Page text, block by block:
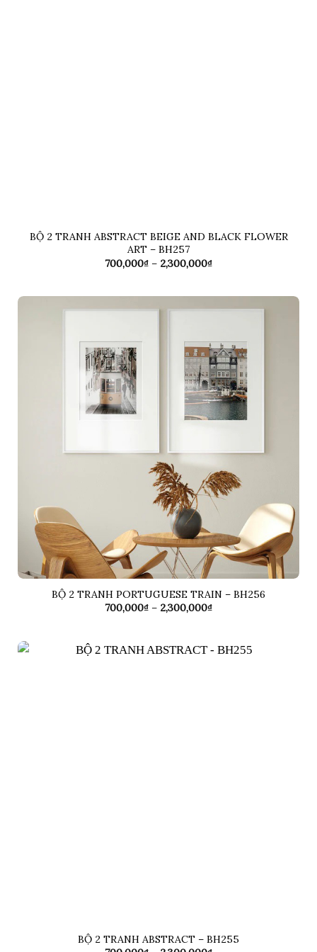
BỘ 2 TRANH ABSTRACT BEIGE AND BLACK FLOWER
ART – BH257
700,000₫ – 2,300,000₫Khoảng
2,300,000₫
BỘ 2 TRANH PORTUGUESE TRAIN – BH256
700,000₫ – 2,300,000₫Khoảng
đến
2,300,000₫
BỘ 2 TRANH ABSTRACT – BH255